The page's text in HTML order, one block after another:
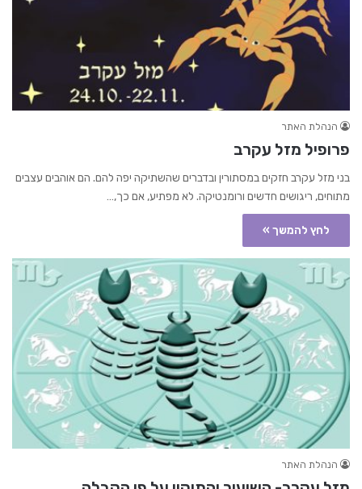
הנהלת האתר
פרופיל מזל עקרב
בני מזל עקרב חזקים במסתורין ובדברים שהשתיקה יפה להם. הם אוהבים עצבים
מתוחים, ריגושים חדשים ורומנטיקה. לא מפתיע, אם כך,…
לחץ להמשך »
הנהלת האתר